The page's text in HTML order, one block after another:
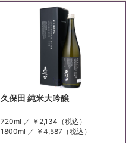
久保田 純米大吟醸
720ml ／ ￥2,134 （税込）
1800ml ／ ￥4,587 （税込）